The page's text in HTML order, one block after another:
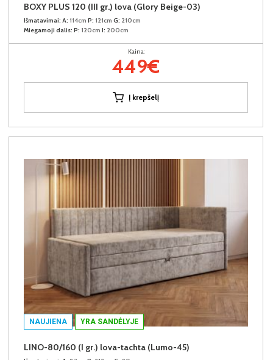
BOXY PLUS 120 (III gr.) lova (Glory Beige-03)
Išmatavimai: A: 114cm P: 121cm G: 210cm
Miegamoji dalis: P: 120cm I: 200cm
Kaina:
449€
Į krepšelį
NAUJIENA YRA SANDĖLYJE
LINO-80/160 (I gr.) lova-tachta (Lumo-45)